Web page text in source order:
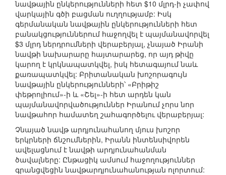
նավթային ընկերությունների հետ $10 մլրդ-ի չափով
վարկային գծի բացման ուղղությամբ: Իսկ
գերմանական նավթային ընկերությունների հետ
բանակցություններում հաջողվել է պայմանավորվել
$3 մլրդ ներդրումների վերաբերյալ, չնայած Իրանի
նավթի նախարարը հայտարարեց, որ այդ թիվը
կարող է կրկնապատկվել, իսկ հետագայում նաև
քառապատկվել: Բրիտանական խոշորագույն
նավթային ընկերությունների՝ «Բրիթիշ
փեթրոլիում»-ի և «Շել»-ի հետ արդեն կան
պայմանավորվածություններ Իրանում չորս նոր
նավթահոր համատեղ շահագործելու վերաբերյալ:
Չնայած նավթ արդյունահանող մյուս խոշոր
երկրների ճնշումներին, Իրանն ինտենսիվորեն
ավելացնում է նավթի արդյունահանման
ծավալները: Ընթացիկ ամսում հաջողություններ
գրանցվեցին նավթարդյունահանության ոլորտում: